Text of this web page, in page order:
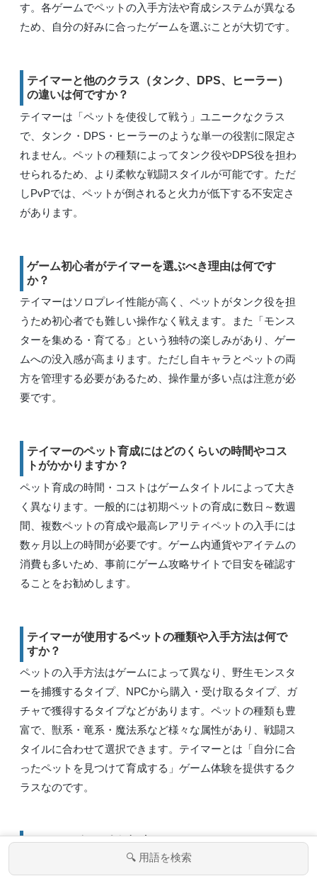
す。各ゲームでペットの入手方法や育成システムが異なる
ため、自分の好みに合ったゲームを選ぶことが大切です。
テイマーと他のクラス（タンク、DPS、ヒーラー）
の違いは何ですか？
テイマーは「ペットを使役して戦う」ユニークなクラス
で、タンク・DPS・ヒーラーのような単一の役割に限定さ
れません。ペットの種類によってタンク役やDPS役を担わ
せられるため、より柔軟な戦闘スタイルが可能です。ただ
しPvPでは、ペットが倒されると火力が低下する不安定さ
があります。
ゲーム初心者がテイマーを選ぶべき理由は何です
か？
テイマーはソロプレイ性能が高く、ペットがタンク役を担
うため初心者でも難しい操作なく戦えます。また「モンス
ターを集める・育てる」という独特の楽しみがあり、ゲー
ムへの没入感が高まります。ただし自キャラとペットの両
方を管理する必要があるため、操作量が多い点は注意が必
要です。
テイマーのペット育成にはどのくらいの時間やコス
トがかかりますか？
ペット育成の時間・コストはゲームタイトルによって大き
く異なります。一般的には初期ペットの育成に数日～数週
間、複数ペットの育成や最高レアリティペットの入手には
数ヶ月以上の時間が必要です。ゲーム内通貨やアイテムの
消費も多いため、事前にゲーム攻略サイトで目安を確認す
ることをお勧めします。
テイマーが使用するペットの種類や入手方法は何で
すか？
ペットの入手方法はゲームによって異なり、野生モンスタ
ーを捕獲するタイプ、NPCから購入・受け取るタイプ、ガ
チャで獲得するタイプなどがあります。ペットの種類も豊
富で、獣系・竜系・魔法系など様々な属性があり、戦闘ス
タイルに合わせて選択できます。テイマーとは「自分に合
ったペットを見つけて育成する」ゲーム体験を提供するク
ラスなのです。
このカテゴリの人気記事
「cool」とは？ゲーム用語ってどういう意
メニュー ホーム 検索 トップ サイドバー
🔍 用語を検索